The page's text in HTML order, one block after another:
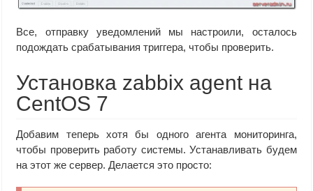
Все, отправку уведомлений мы настроили, осталось
подождать срабатывания триггера, чтобы проверить.
Установка zabbix agent на
CentOS 7
Добавим теперь хотя бы одного агента мониторинга,
чтобы проверить работу системы. Устанавливать будем
на этот же сервер. Делается это просто: